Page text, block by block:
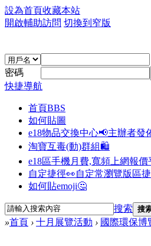
設為首頁收藏本站
開啟輔助訪問 切換到窄版
密碼
快捷導航
首頁BBS
如何貼圖
e18物品交換中心📢主辦者發
淘寶互毒(動)群組🛍️
e18區手機月費,寬頻上網報價
自定捷徑👀自定常瀏覽版區
如何貼emoji🤔
搜索 搜
»首頁 › 十月展覽活動 › 國際環保博